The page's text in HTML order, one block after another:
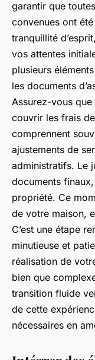
garantir que
convenues ont
tranquillité
vos attentes
plusieurs
les documents
Assurez-vous
couvrir les frais
comprennent
ajustements de
administratifs. Le
documents
propriété. Ce
de votre maison,
C’est une étape
minutieuse et
réalisation de
bien que
transition fluide
de cette
nécessaires en